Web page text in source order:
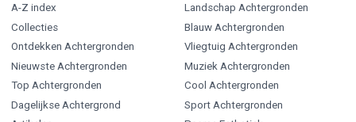
A-Z index
Collecties
Ontdekken Achtergronden
Nieuwste Achtergronden
Top Achtergronden
Dagelijkse Achtergrond
Landschap Achtergronden
Blauw Achtergronden
Vliegtuig Achtergronden
Muziek Achtergronden
Cool Achtergronden
Sport Achtergronden